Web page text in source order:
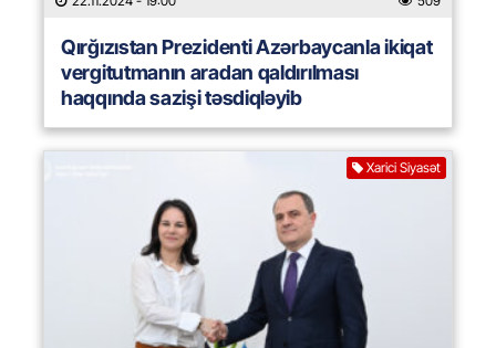
Qırğızıstan Prezidenti Azərbaycanla ikiqat
vergitutmanın aradan qaldırılması
haqqında sazişi təsdiqləyib
Xarici Siyasət